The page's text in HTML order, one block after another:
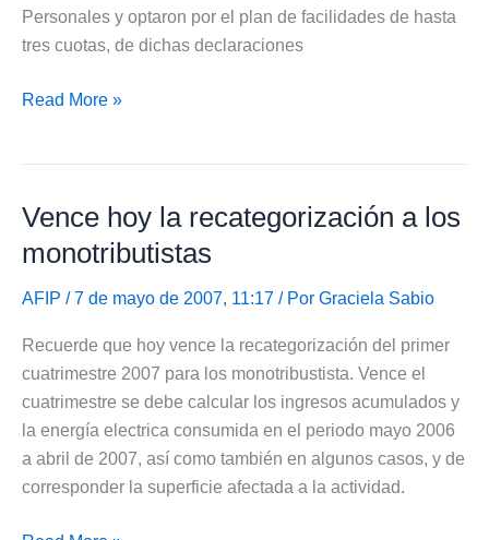
Personales y optaron por el plan de facilidades de hasta
tres cuotas, de dichas declaraciones
Vencimiento
de
Ganancias
y
Personales
Read More »
Vence hoy la recategorización a los
monotributistas
AFIP / 7 de mayo de 2007, 11:17 / Por Graciela Sabio
Recuerde que hoy vence la recategorización del primer
cuatrimestre 2007 para los monotribustista. Vence el
cuatrimestre se debe calcular los ingresos acumulados y
la energía electrica consumida en el periodo mayo 2006
a abril de 2007, así como también en algunos casos, y de
corresponder la superficie afectada a la actividad.